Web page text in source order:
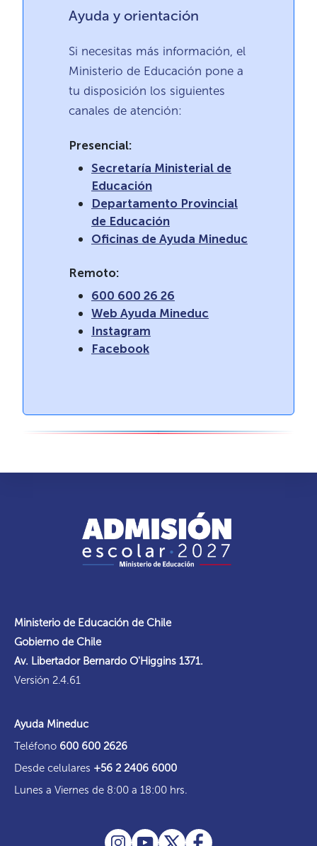
Ayuda y orientación
Si necesitas más información, el
Ministerio de Educación pone a
tu disposición los siguientes
canales de atención:
Presencial:
Secretaría Ministerial de
Educación
Departamento Provincial
de Educación
Oficinas de Ayuda Mineduc
Remoto:
600 600 26 26
Web Ayuda Mineduc
Instagram
Facebook
Ministerio de Educación de Chile
Gobierno de Chile
Av. Libertador Bernardo O'Higgins 1371.
Versión 2.4.61
Ayuda Mineduc
Teléfono 600 600 2626
Desde celulares +56 2 2406 6000
Lunes a Viernes de 8:00 a 18:00 hrs.